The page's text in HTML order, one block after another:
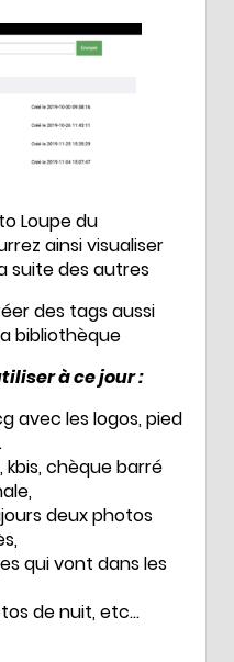
Loupe du
ainsi visualiser
suite des autres
des tags aussi
bibliothèque
à ce jour :
avec les logos, pied
kbis, chèque barré
deux photos
qui vont dans les
de nuit, etc…